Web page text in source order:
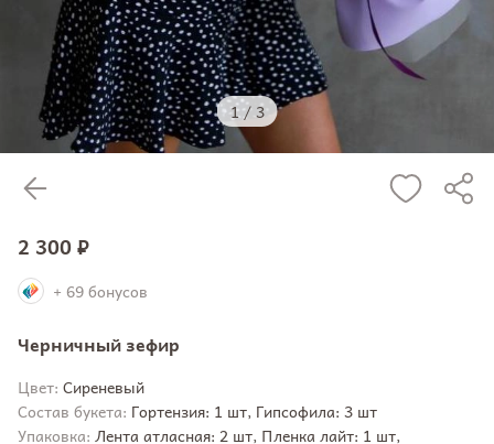
Черничный зефир
1/ 3
Цвет: Сиреневый
Состав букета: Гортензия: 1 шт, Гипсофила: 3 шт
Упаковка: Лента атласная: 2 шт, Пленка лайт: 1 шт,
2 300 ₽
+ 69 бонусов